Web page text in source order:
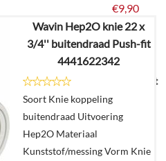
€9,90
Details
Uitverkocht
Wavin Hep2O knie 22 x
3/4'' buitendraad Push-fit
4441622342
Soort Knie koppeling
buitendraad Uitvoering
Hep2O Materiaal
Kunststof/messing Vorm Knie